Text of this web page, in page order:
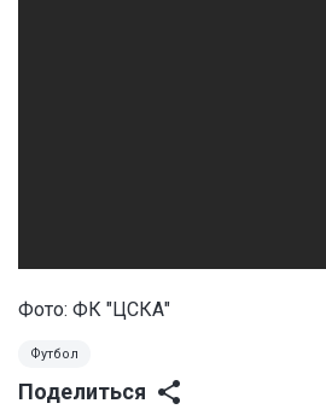
Фото: ФК "ЦСКА"
Футбол
Поделиться